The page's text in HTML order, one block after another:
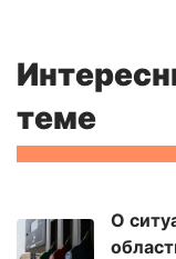
теме
О